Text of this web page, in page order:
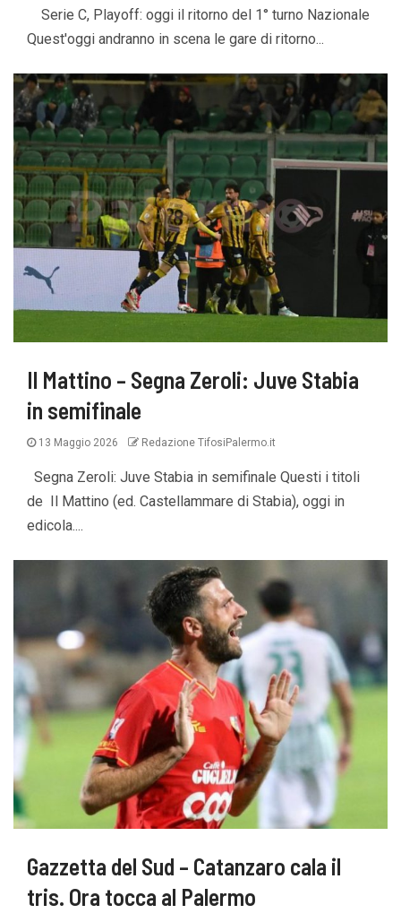
Serie C, Playoff: oggi il ritorno del 1° turno Nazionale
Quest'oggi andranno in scena le gare di ritorno...
Il Mattino – Segna Zeroli: Juve Stabia
in semifinale
13 Maggio 2026 Redazione TifosiPalermo.it
Segna Zeroli: Juve Stabia in semifinale Questi i titoli
de Il Mattino (ed. Castellammare di Stabia), oggi in
edicola....
Gazzetta del Sud – Catanzaro cala il
tris. Ora tocca al Palermo